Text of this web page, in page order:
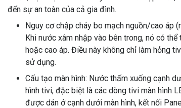
đến sự an toàn của cả gia đình.
Nguy cơ chập cháy bo mạch nguồn/cao áp
Khi nước xâm nhập vào bên trong, nó có
hoặc cao áp. Điều này không chỉ làm hỏng
sử dụng.
Cấu tạo màn hình: Nước thấm xuống cạnh
hình tivi, đặc biệt là các dòng tivi màn hình
được dán ở cạnh dưới màn hình, kết nối